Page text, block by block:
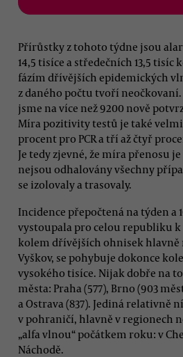
Přírůstky z tohoto týdne jsou
14,5 tisíce a středečních 13,5
fázím dřívějších epidemických
z daného počtu tvoří
jsme na více než 9200 nově
Míra pozitivity testů je také
procent pro PCR a tří až čtyř
Je tedy zjevné, že míra přenosu
nejsou odhalovány všechny
se izolovaly a trasovaly.
Incidence přepočtená na týden a
vystoupala pro celou republiku
kolem dřívějších ohnisek hlavně
Vyškov, se pohybuje dokonce
vysokého tisíce. Nijak dobře na
města: Praha (577), Brno (903
a Ostrava (837). Jediná relativně
v pohraničí, hlavně v regionech
„alfa vlnou“ počátkem roku: v
Náchodě.